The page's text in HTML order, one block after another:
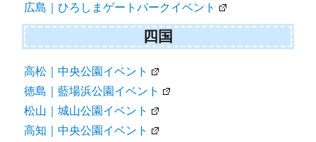
広島｜ひろしまゲートパークイベント
四国
高松｜中央公園イベント
徳島｜藍場浜公園イベント
松山｜城山公園イベント
高知｜中央公園イベント